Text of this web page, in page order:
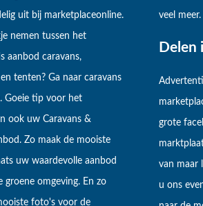
uit bij marketplaceonline.
nemen tussen het
aanbod caravans,
tenten? Ga naar caravans
Goeie tip voor het
ook uw Caravans &
Zo maak de mooiste
uw waardevolle aanbod
groene omgeving. En zo
foto's voor de
veel meer.
Delen
grote
van maar
u ons